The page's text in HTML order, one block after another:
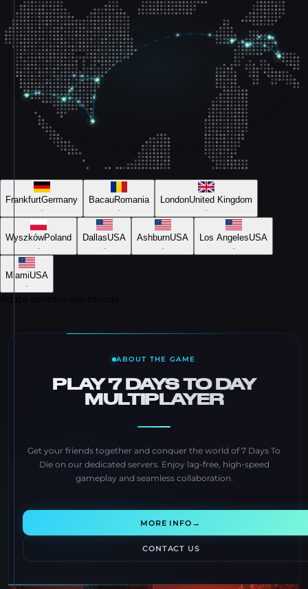
FrankfurtGermany
-
BacauRomania
-
LondonUnited Kingdom
-
WyszkówPoland
-
DallasUSA
-
AshburnUSA
-
Los AngelesUSA
-
MiamiUSA
-
ABOUT THE GAME
PLAY 7 DAYS TO DAY
MULTIPLAYER
Get your friends together and conquer the world of 7 Days To
Die on our dedicated servers. Enjoy lag-free, high-speed
gameplay and seamless collaboration.
MORE INFO →
CONTACT US